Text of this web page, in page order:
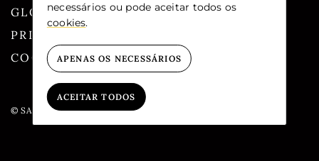
GLOSSÁRIO
PRIVACIDADE
COOKIES
© SANTA CASA DA MISERICÓRDIA DE LISBOA
necessários ou pode aceitar todos os
cookies.
APENAS OS NECESSÁRIOS
ACEITAR TODOS